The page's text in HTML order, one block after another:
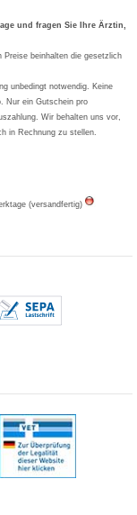
und fragen Sie Ihre Ärztin,
Preise beinhalten die gesetzlich
unbedingt notwendig. Keine
Nur ein Gutschein pro
Wir behalten uns vor,
in Rechnung zu stellen.
(versandfertig)